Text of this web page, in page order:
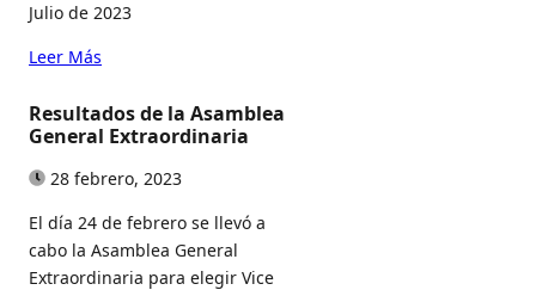
Julio de 2023
Leer Más
Resultados de la Asamblea
General Extraordinaria
28 febrero, 2023
El día 24 de febrero se llevó a
cabo la Asamblea General
Extraordinaria para elegir Vice